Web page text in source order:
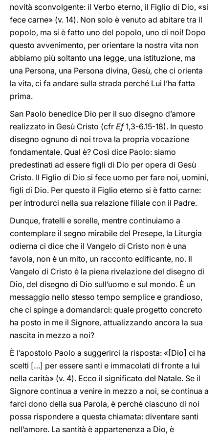
novità sconvolgente: il Verbo eterno, il Figlio di Dio, «si
fece carne» (v. 14). Non solo è venuto ad abitare tra il
popolo, ma si è fatto uno del popolo, uno di noi! Dopo
questo avvenimento, per orientare la nostra vita non
abbiamo più soltanto una legge, una istituzione, ma
una Persona, una Persona divina, Gesù, che ci orienta
la vita, ci fa andare sulla strada perché Lui l’ha fatta
prima.
San Paolo benedice Dio per il suo disegno d’amore
realizzato in Gesù Cristo (cfr Ef1,3-6.15-18). In questo
disegno ognuno di noi trova la propria vocazione
fondamentale. Qual è? Così dice Paolo: siamo
predestinati ad essere figli di Dio per opera di Gesù
Cristo. Il Figlio di Dio si fece uomo per fare noi, uomini,
figli di Dio. Per questo il Figlio eterno si è fatto carne:
per introdurci nella sua relazione filiale con il Padre.
Dunque, fratelli e sorelle, mentre continuiamo a
contemplare il segno mirabile del Presepe, la Liturgia
odierna ci dice che il Vangelo di Cristo non è una
favola, non è un mito, un racconto edificante, no. Il
Vangelo di Cristo è la piena rivelazione del disegno di
Dio, del disegno di Dio sull’uomo e sul mondo. È un
messaggio nello stesso tempo semplice e grandioso,
che ci spinge a domandarci: quale progetto concreto
ha posto in me il Signore, attualizzando ancora la sua
nascita in mezzo a noi?
È l’apostolo Paolo a suggerirci la risposta: «[Dio] ci ha
scelti […] per essere santi e immacolati di fronte a lui
nella carità» (v. 4). Ecco il significato del Natale. Se il
Signore continua a venire in mezzo a noi, se continua a
farci dono della sua Parola, è perché ciascuno di noi
possa rispondere a questa chiamata: diventare santi
nell’amore. La santità è appartenenza a Dio, è